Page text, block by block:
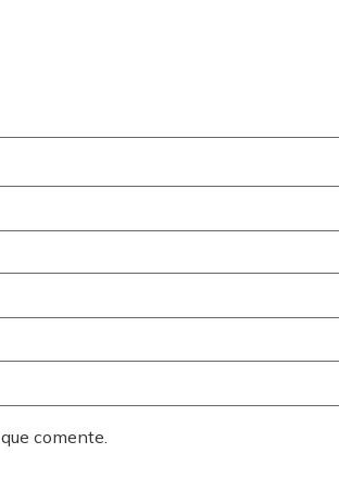
comente.